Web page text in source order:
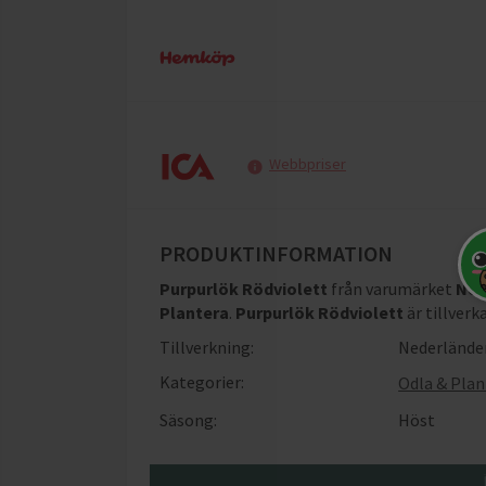
Webbpriser
PRODUKTINFORMATION
Purpurlök Rödviolett från varumärket
Plantera. Purpurlök Rödviolett är
Tillverkning:
Kategorier:
Odla &
Säsong:
Höst